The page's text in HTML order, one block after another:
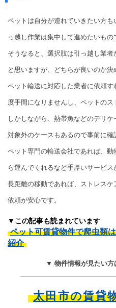
ペットは自分が連れていきたい方も
っ越し作業は集中して進めたいもの
そうなると、選択肢は引っ越し業
と思いますが、どちらが良いのか決
ペット輸送に対応した業者に依頼
度手間になりませんし、ペットのス
しかしながら、熱帯魚などのデリ
対象外のケースもあるので事前に確
ペット専門の輸送会社であれば、
ら運んでくれるなど手厚いサービス
長距離の移動であれば、ストレス
依頼が安心です。
▼この記事も読まれています
ペット可賃貸物件で爬虫類
紹介
▼ 物件情報が見たい
太田市の賃貸